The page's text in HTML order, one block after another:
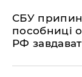
СБУ
пособниці
РФ